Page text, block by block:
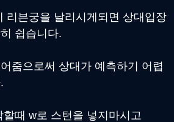
리븐궁을 날리시게되면 상대입장
쉽습니다.
줌으로써 상대가 예측하기 어렵
때 w로 스턴을 넣지마시고